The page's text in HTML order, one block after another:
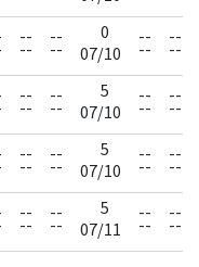
--
--
--
--
0
07/10
--
--
--
--
--
--
--
--
5
07/10
--
--
--
--
--
--
--
--
5
07/10
--
--
--
--
--
--
--
--
5
07/11
--
--
--
--